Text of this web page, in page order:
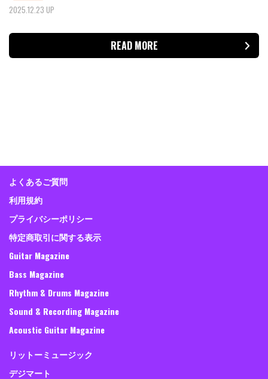
2025.12.23 UP
READ MORE
よくあるご質問
利用規約
プライバシーポリシー
特定商取引に関する表示
Guitar Magazine
Bass Magazine
Rhythm & Drums Magazine
Sound & Recording Magazine
Acoustic Guitar Magazine
リットーミュージック
デジマート